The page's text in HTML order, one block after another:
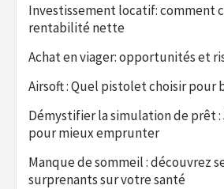
Investissement locatif: comment
rentabilité nette
Achat en viager: opportunités et
Airsoft : Quel pistolet choisir pour
Démystifier la simulation de prêt :
pour mieux emprunter
Manque de sommeil : découvrez
surprenants sur votre santé